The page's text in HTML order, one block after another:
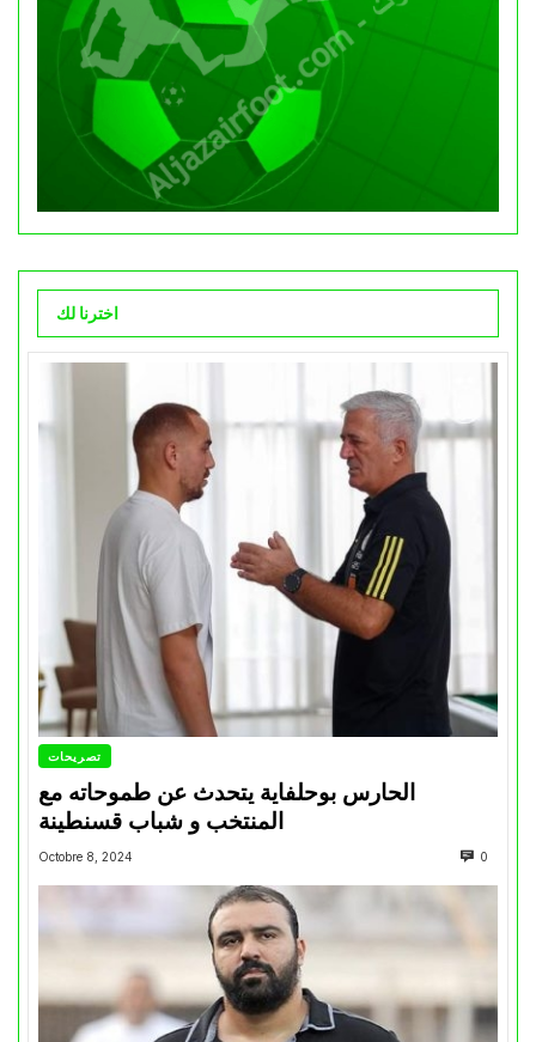
اخترنا لك
تصريحات
الحارس بوحلفاية يتحدث عن طموحاته مع
المنتخب و شباب قسنطينة
Octobre 8, 2024 0